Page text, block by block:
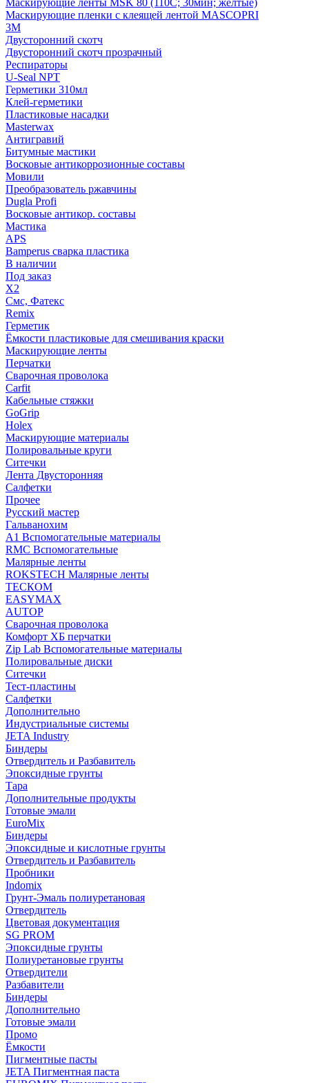
Маскирующие ленты MSK 80 (110С; 30мин; желтые)
Маскирующие пленки с клеящей лентой MASCOPRI
3M
Двусторонний скотч
Двусторонний скотч прозрачный
Респираторы
U-Seal NPT
Герметики 310мл
Клей-герметики
Пластиковые насадки
Masterwax
Антигравий
Битумные мастики
Восковые антикоррозионные составы
Мовили
Преобразователь ржавчины
Dugla Profi
Восковые антикор. составы
Мастика
APS
Bamperus сварка пластика
В наличии
Под заказ
X2
Смс, Фатекс
Remix
Герметик
Ёмкости пластиковые для смешивания краски
Маскирующие ленты
Перчатки
Сварочная проволока
Carfit
Кабельные стяжки
GoGrip
Holex
Маскирующие материалы
Полировальные круги
Ситечки
Лента Двусторонняя
Салфетки
Прочее
Русский мастер
Гальванохим
А1 Вспомогательные материалы
RMC Вспомогательные
Малярные ленты
ROKSTECH Малярные ленты
ТЕСКОМ
EASYMAX
AUTOP
Сварочная проволока
Комфорт ХБ перчатки
Zip Lab Вспомогательные материалы
Полировальные диски
Ситечки
Тест-пластины
Салфетки
Дополнительно
Индустриальные системы
JETA Industry
Биндеры
Отвердитель и Разбавитель
Эпоксидные грунты
Тара
Дополнительные продукты
Готовые эмали
EuroMix
Биндеры
Эпоксидные и кислотные грунты
Отвердитель и Разбавитель
Пробники
Indomix
Грунт-Эмаль полиуретановая
Отвердитель
Цветовая документация
SG PROM
Эпоксидные грунты
Полиуретановые грунты
Отвердители
Разбавители
Биндеры
Дополнительно
Готовые эмали
Промо
Ёмкости
Пигментные пасты
JETA Пигментная паста